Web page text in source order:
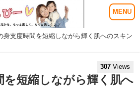
身支度時間を短縮しながら輝く肌へのスキン
307 Views
を短縮しながら輝く肌へ